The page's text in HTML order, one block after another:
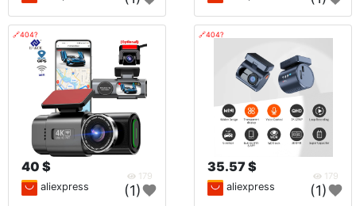
🔗404?
40 $
179
aliexpress (1)
🔗404?
35.57 $
179
aliexpress (1)